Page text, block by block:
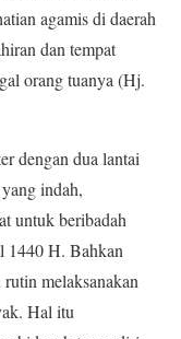
agamis di daerah
dan tempat
orang tuanya (Hj.
dengan dua lantai
indah,
untuk beribadah
1440 H. Bahkan
melaksanakan
Hal itu